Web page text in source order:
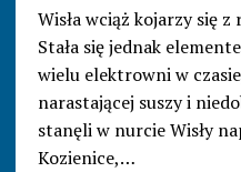
Wisła wciąż kojarzy się
Stała się jednak
wielu elektrowni w
narastającej suszy i
stanęli w nurcie Wisły
Kozienice,…